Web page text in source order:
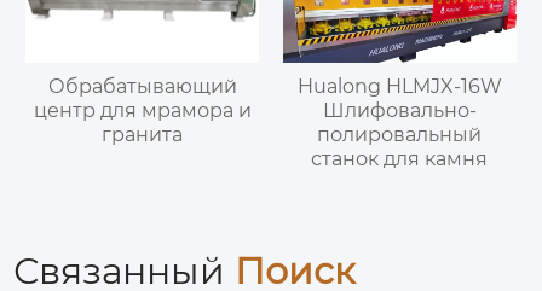
Обрабатывающий
центр для мрамора и
гранита
Hualong HLMJX-16W
Шлифовально-
полировальный
станок для камня
Связанный Поиск